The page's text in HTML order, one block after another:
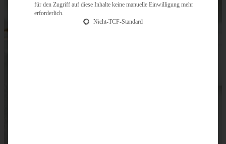
für den Zugriff auf diese Inhalte keine manuelle Einwilligung mehr
erforderlich.
Nicht-TCF-Standard